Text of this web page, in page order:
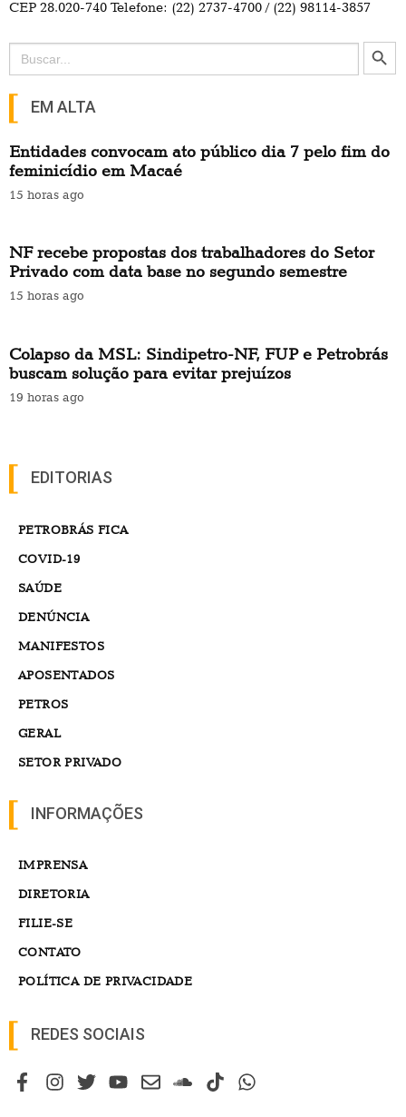
CEP 28.020-740 Telefone: (22) 2737-4700 / (22) 98114-3857
Search
for:
Search Button
EM ALTA
Entidades convocam ato público dia 7 pelo fim do
feminicídio em Macaé
15 horas ago
NF recebe propostas dos trabalhadores do Setor
Privado com data base no segundo semestre
15 horas ago
Colapso da MSL: Sindipetro-NF, FUP e Petrobrás
buscam solução para evitar prejuízos
19 horas ago
EDITORIAS
PETROBRÁS FICA
COVID-19
SAÚDE
DENÚNCIA
MANIFESTOS
APOSENTADOS
PETROS
GERAL
SETOR PRIVADO
INFORMAÇÕES
IMPRENSA
DIRETORIA
FILIE-SE
CONTATO
POLÍTICA DE PRIVACIDADE
REDES SOCIAIS